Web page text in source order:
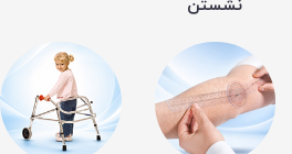
نشستن